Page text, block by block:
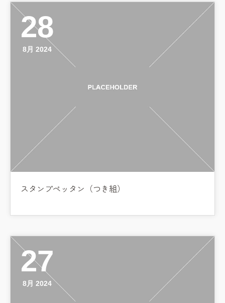
28
8月 2024
スタンプペッタン（つき組）
27
8月 2024